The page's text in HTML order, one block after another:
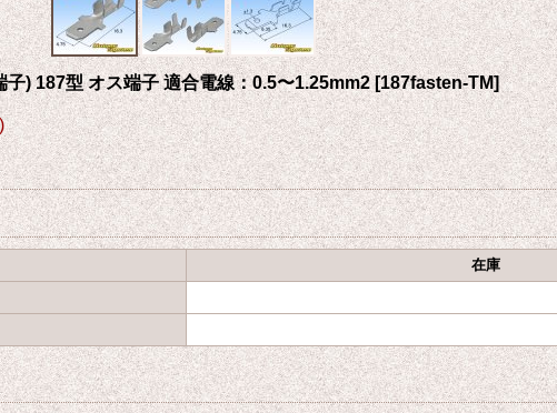
) 187型 オス端子 適合電線：0.5〜1.25mm2 [187fasten-TM]
在庫